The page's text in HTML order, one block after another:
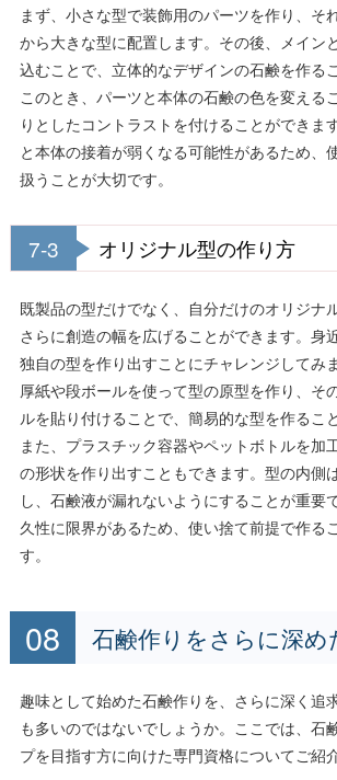
まず、小さな型で装飾用のパーツを作り、そ
から大きな型に配置します。その後、メイン
込むことで、立体的なデザインの石鹸を作る
このとき、パーツと本体の石鹸の色を変える
りとしたコントラストを付けることができま
と本体の接着が弱くなる可能性があるため、
扱うことが大切です。
7-3 オリジナル型の作り方
既製品の型だけでなく、自分だけのオリジナ
さらに創造の幅を広げることができます。身
独自の型を作り出すことにチャレンジしてみ
厚紙や段ボールを使って型の原型を作り、そ
ルを貼り付けることで、簡易的な型を作るこ
また、プラスチック容器やペットボトルを加
の形状を作り出すこともできます。型の内側
し、石鹸液が漏れないようにすることが重要
久性に限界があるため、使い捨て前提で作る
す。
石鹸作りをさらに深め
趣味として始めた石鹸作りを、さらに深く追
も多いのではないでしょうか。ここでは、石
プを目指す方に向けた専門資格についてご紹